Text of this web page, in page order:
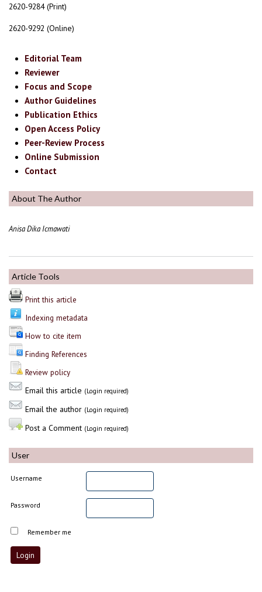
2620-9284 (Print)
2620-9292 (Online)
Editorial Team
Reviewer
Focus and Scope
Author Guidelines
Publication Ethics
Open Access Policy
Peer-Review Process
Online Submission
Contact
About The Author
Anisa Dika Icmawati
Article Tools
Print this article
Indexing metadata
How to cite item
Finding References
Review policy
Email this article (Login required)
Email the author (Login required)
Post a Comment (Login required)
User
Username
Password
Remember me